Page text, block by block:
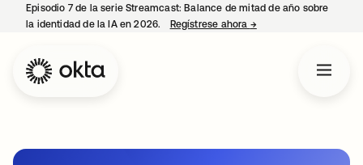
Episodio 7 de la serie Streamcast: Balance de mitad de año sobre
la identidad de la IA en 2026.
Regístrese ahora →se abre en una